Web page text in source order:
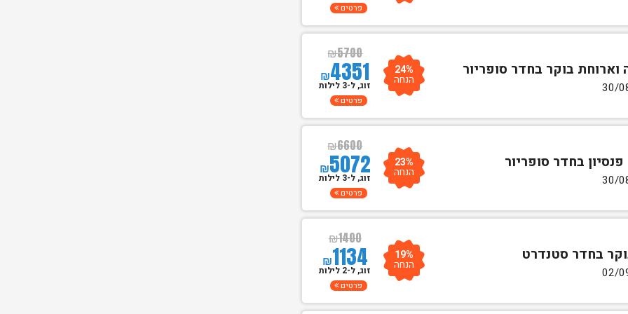
פרטים
₪5700
₪4351 24%
הנחה זוג, ל-3 לילות
פרטים
₪6600
₪5072 23%
הנחה זוג, ל-3 לילות
פרטים
₪1400
₪1134 19%
הנחה זוג, ל-2 לילות
פרטים